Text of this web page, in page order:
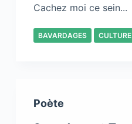
Cachez moi ce sein...
BAVARDAGES CULTURE
Poète